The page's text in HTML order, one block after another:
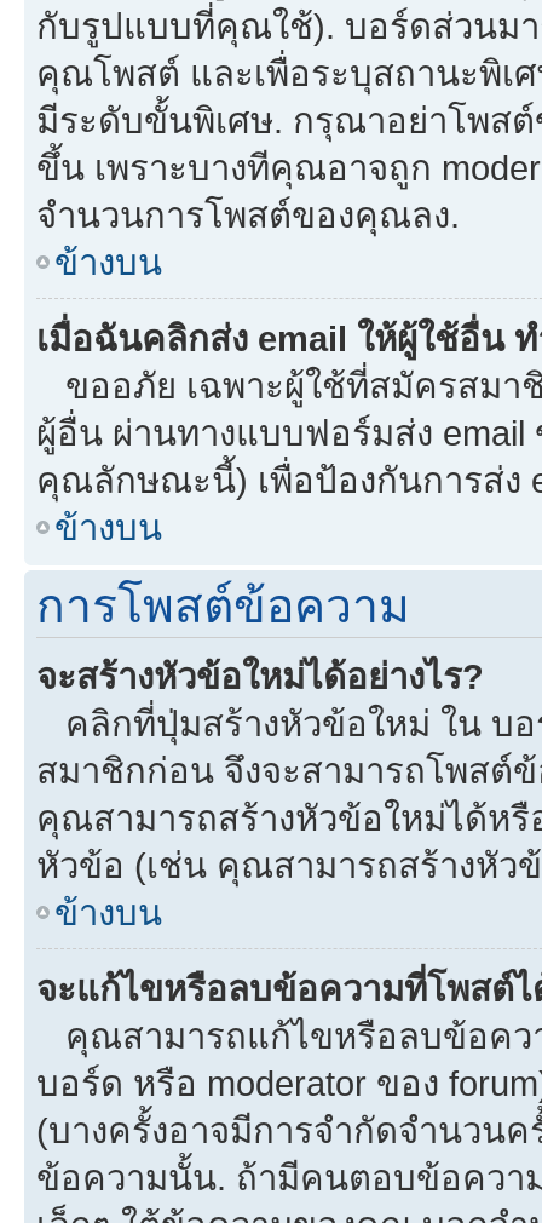
กับรูปแบบที่คุณใช้). บอร์ดส่วนม
คุณโพสต์ และเพื่อระบุสถานะพิเศ
มีระดับขั้นพิเศษ. กรุณาอย่าโพส
ขึ้น เพราะบางทีคุณอาจถูก
จำนวนการโพสต์ของคุณลง.
ข้างบน
เมื่อฉันคลิกส่ง email ให้ผู้ใช้อื่น
ขออภัย เฉพาะผู้ใช้ที่สมัครสมา
ผู้อื่น ผ่านทางแบบฟอร์มส่ง
คุณลักษณะนี้) เพื่อป้องกันการส่ง
ข้างบน
การโพสต์ข้อความ
จะสร้างหัวข้อใหม่ได้อย่างไร?
คลิกที่ปุ่มสร้างหัวข้อใหม่ ใน บ
สมาชิกก่อน จึงจะสามารถโพสต์
คุณสามารถสร้างหัวข้อใหม่ได้ห
หัวข้อ (เช่น คุณสามารถสร้างหั
ข้างบน
จะแก้ไขหรือลบข้อความที่โพสต์ไ
คุณสามารถแก้ไขหรือลบข้อคว
บอร์ด หรือ moderator ของ
(บางครั้งอาจมีการจำกัดจำนวน
ข้อความนั้น. ถ้ามีคนตอบข้อคว